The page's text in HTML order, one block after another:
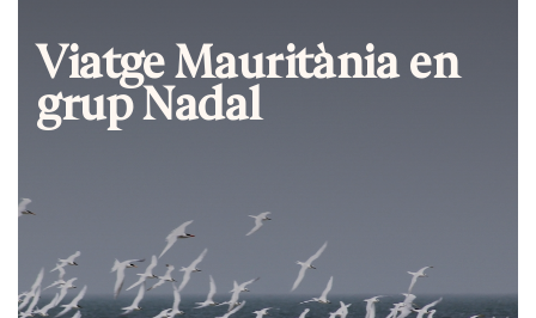
Viatge Mauritània en
grup Nadal